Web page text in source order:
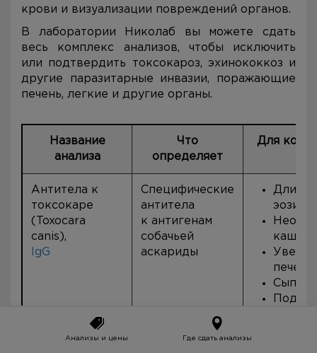
крови и визуализации повреждений органов.
В лаборатории Николаб вы можете сдать
весь комплекс анализов, чтобы исключить
или подтвердить токсокароз, эхинококкоз и
другие паразитарные инвазии, поражающие
печень, легкие и другие органы.
Название
анализа
Что
определяет
Для кого
Антитела к
токсокаре
(Toxocara
canis),
IgG
Специфические
антитела
к антигенам
собачьей
аскариды
кашель
печени
Сыпь
Анализы и цены Где сдать анализы